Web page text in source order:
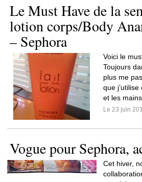
Le Must Have de la
lotion corps/Body
– Sephora
Voici le
Toujours
plus me
que
et les mains.
Le 23 juin
Vogue pour Sephora,
Cet hiver,